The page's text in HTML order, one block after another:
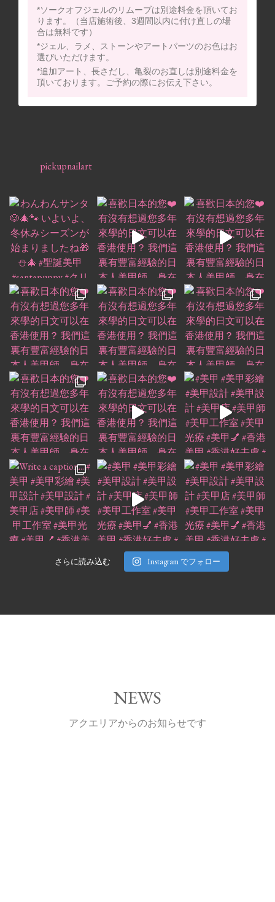
*ソークオフジェルのリムーブは別途料金を頂いてお
ります。（当店施術後、3週間以内に付け直しの場
合は無料です）
*ジェル、ラメ、ストーンやアートパーツのお色はお
選びいただけます。
*追加アート、長さだし、亀裂のお直しは別途料金を
頂いております。ご予約の際にお伝え下さい。
pickupnailart
さらに読み込む Instagram でフォロー
NEWS
アクエリアからのお知らせです